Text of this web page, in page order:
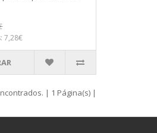
7,28€
| 1 Página(s) |